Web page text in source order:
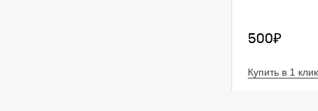
500₽
Купить в 1 клик